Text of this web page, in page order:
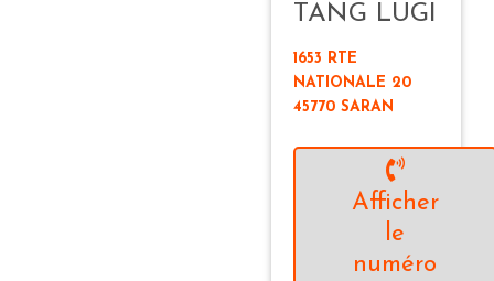
TANG LUGI
1653 RTE
NATIONALE 20
45770 SARAN
Afficher
le
numéro